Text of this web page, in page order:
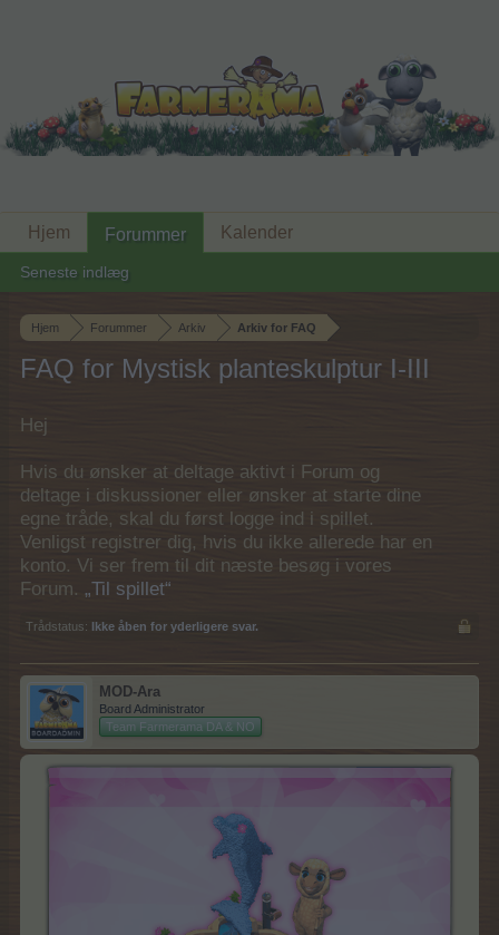
Hjem Forummer Arkiv Arkiv for FAQ
FAQ for Mystisk planteskulptur I-III
Hej
Hvis du ønsker at deltage aktivt i Forum og
deltage i diskussioner eller ønsker at starte dine
egne tråde, skal du først logge ind i spillet.
Venligst registrer dig, hvis du ikke allerede har en
konto. Vi ser frem til dit næste besøg i vores
Forum. „Til spillet“
Trådstatus: Ikke åben for yderligere svar.
MOD-Ara
Board Administrator
Team Farmerama DA & NO
Hjem Forummer
Seneste indlæg
Kalender